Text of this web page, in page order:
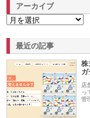
アーカイブ
最近の記事
株
店
っ
管